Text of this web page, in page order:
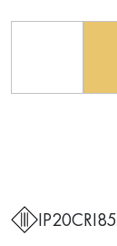
IP20CRI85